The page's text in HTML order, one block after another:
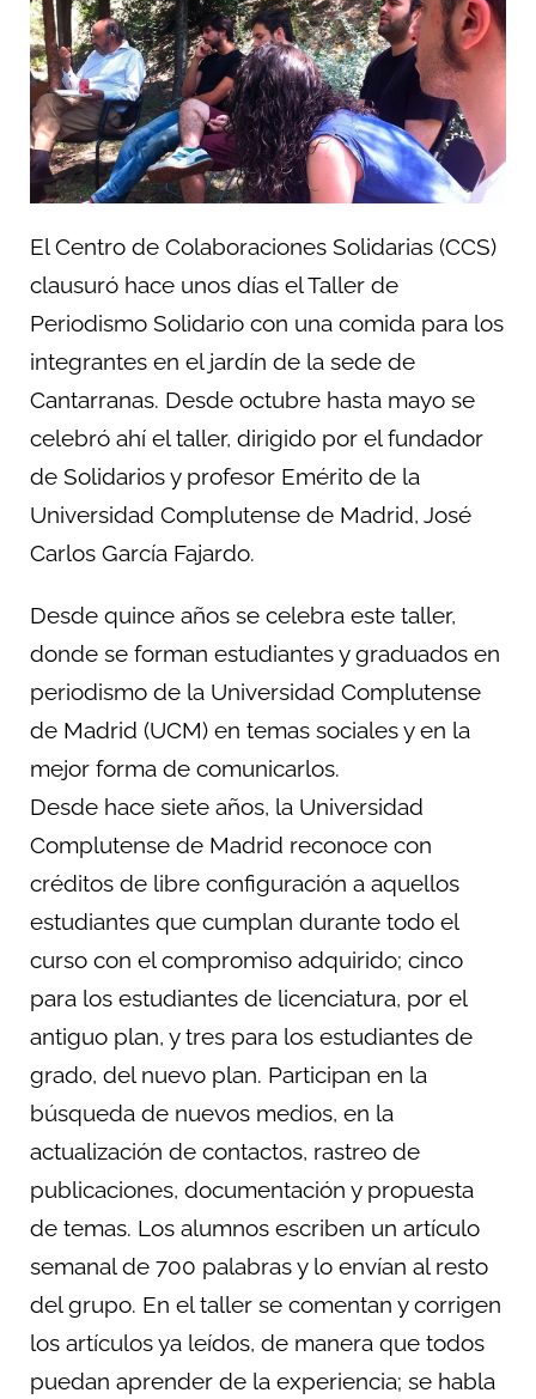
El Centro de Colaboraciones Solidarias (CCS)
clausuró hace unos días el Taller de
Periodismo Solidario con una comida para los
integrantes en el jardín de la sede de
Cantarranas. Desde octubre hasta mayo se
celebró ahí el taller, dirigido por el fundador
de Solidarios y profesor Emérito de la
Universidad Complutense de Madrid, José
Carlos García Fajardo.
Desde quince años se celebra este taller,
donde se forman estudiantes y graduados en
periodismo de la Universidad Complutense
de Madrid (UCM) en temas sociales y en la
mejor forma de comunicarlos.
Desde hace siete años, la Universidad
Complutense de Madrid reconoce con
créditos de libre configuración a aquellos
estudiantes que cumplan durante todo el
curso con el compromiso adquirido; cinco
para los estudiantes de licenciatura, por el
antiguo plan, y tres para los estudiantes de
grado, del nuevo plan. Participan en la
búsqueda de nuevos medios, en la
actualización de contactos, rastreo de
publicaciones, documentación y propuesta
de temas. Los alumnos escriben un artículo
semanal de 700 palabras y lo envían al resto
del grupo. En el taller se comentan y corrigen
los artículos ya leídos, de manera que todos
puedan aprender de la experiencia; se habla